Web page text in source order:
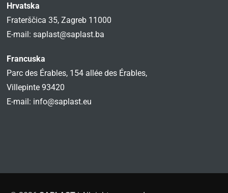
Hrvatska
Fraterščica 35, Zagreb 11000
E-mail:saplast@saplast.ba
Francuska
Parc des Érables, 154 allée des Érables,
Villepinte 93420
E-mail: info@saplast.eu